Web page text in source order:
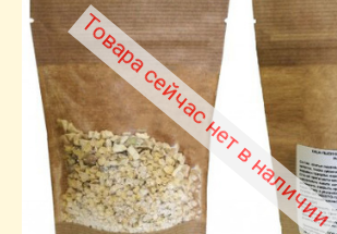
Товара сейчас нет в наличии